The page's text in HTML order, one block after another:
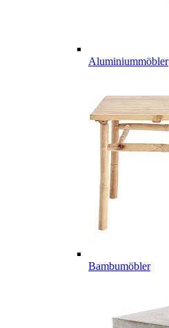
Aluminiummöbler
Bambumöbler